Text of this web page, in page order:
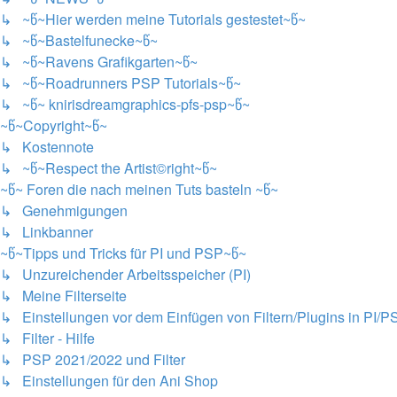
↳ ~წ~Hier werden meine Tutorials gestestet~წ~
↳ ~წ~Bastelfunecke~წ~
↳ ~წ~Ravens Grafikgarten~წ~
↳ ~წ~Roadrunners PSP Tutorials~წ~
↳ ~წ~ knirisdreamgraphics-pfs-psp~წ~
~წ~Copyright~წ~
↳ Kostennote
↳ ~წ~Respect the Artist©right~წ~
~წ~ Foren die nach meinen Tuts basteln ~წ~
↳ Genehmigungen
↳ Linkbanner
~წ~Tipps und Tricks für PI und PSP~წ~
↳ Unzureichender Arbeitsspeicher (PI)
↳ Meine Filterseite
↳ Einstellungen vor dem Einfügen von Filtern/Plugins in PI/
↳ Filter - Hilfe
↳ PSP 2021/2022 und Filter
↳ Einstellungen für den Ani Shop